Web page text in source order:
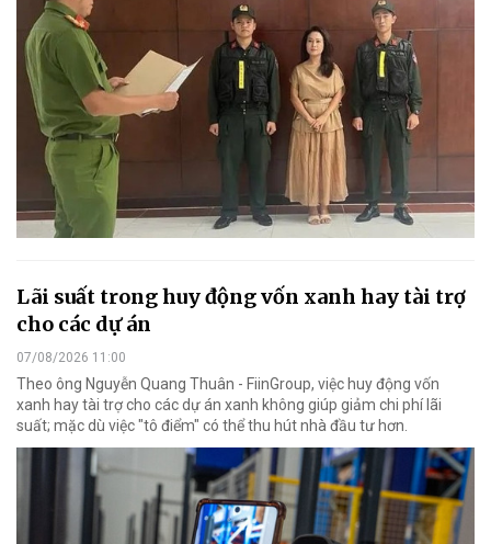
Lãi suất trong huy động vốn xanh hay tài trợ
cho các dự án
07/08/2026 11:00
Theo ông Nguyễn Quang Thuân - FiinGroup, việc huy động vốn
xanh hay tài trợ cho các dự án xanh không giúp giảm chi phí lãi
suất; mặc dù việc "tô điểm" có thể thu hút nhà đầu tư hơn.